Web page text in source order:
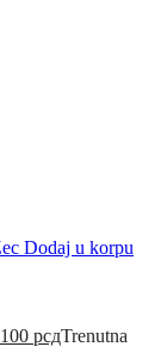
Dodaj u korpu
100 рсдTrenutna